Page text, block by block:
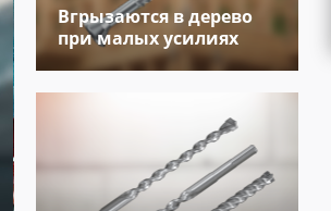
Вгрызаются в дерево
при малых усилиях